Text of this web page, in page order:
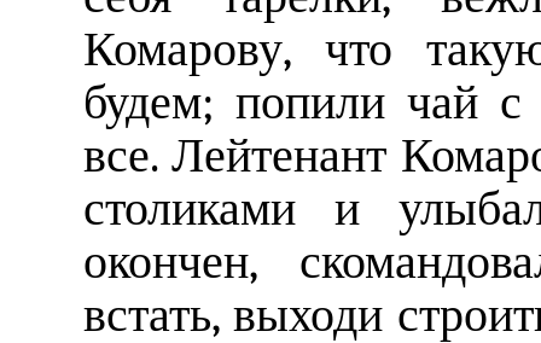
Комарову, что
будем; попили чай с
все. Лейтенант
столиками и
окончен,
встать, выходи